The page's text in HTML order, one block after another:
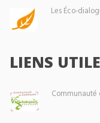
Les Éco-
LIENS
Communauté